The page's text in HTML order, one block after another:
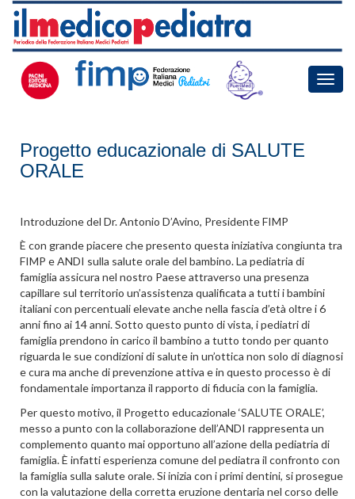
Toggle
Progetto educazionale di SALUTE
ORALE
Introduzione del Dr. Antonio D’Avino, Presidente FIMP
È con grande piacere che presento questa iniziativa congiunta tra
FIMP e ANDI sulla salute orale del bambino. La pediatria di
famiglia assicura nel nostro Paese attraverso una presenza
capillare sul territorio un’assistenza qualificata a tutti i bambini
italiani con percentuali elevate anche nella fascia d’età oltre i 6
anni fino ai 14 anni. Sotto questo punto di vista, i pediatri di
famiglia prendono in carico il bambino a tutto tondo per quanto
riguarda le sue condizioni di salute in un’ottica non solo di diagnosi
e cura ma anche di prevenzione attiva e in questo processo è di
fondamentale importanza il rapporto di fiducia con la famiglia.
Per questo motivo, il Progetto educazionale ‘SALUTE ORALE’,
messo a punto con la collaborazione dell’ANDI rappresenta un
complemento quanto mai opportuno all’azione della pediatria di
famiglia. È infatti esperienza comune del pediatra il confronto con
la famiglia sulla salute orale. Si inizia con i primi dentini, si prosegue
con la valutazione della corretta eruzione dentaria nel corso delle